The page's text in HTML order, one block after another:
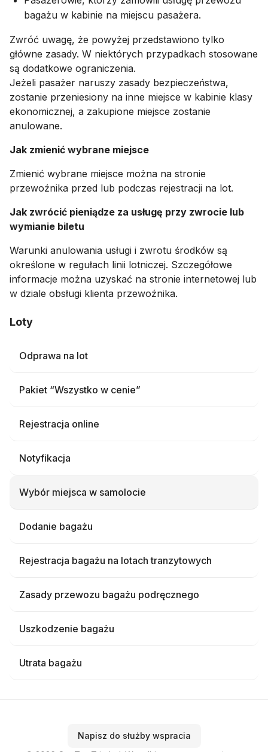
bagażu w kabinie na miejscu pasażera.
Zwróć uwagę, że powyżej przedstawiono tylko
główne zasady. W niektórych przypadkach stosowane
są dodatkowe ograniczenia.
Jeżeli pasażer naruszy zasady bezpieczeństwa,
zostanie przeniesiony na inne miejsce w kabinie klasy
ekonomicznej, a zakupione miejsce zostanie
anulowane.
Jak zmienić wybrane miejsce
Zmienić wybrane miejsce można na stronie
przewoźnika przed lub podczas rejestracji na lot.
Jak zwrócić pieniądze za usługę przy zwrocie lub
wymianie biletu
Warunki anulowania usługi i zwrotu środków są
określone w regułach linii lotniczej. Szczegółowe
informacje można uzyskać na stronie internetowej lub
w dziale obsługi klienta przewoźnika.
Loty
Odprawa na lot
Pakiet “Wszystko w cenie”
Rejestracja online
Notyfikacja
Wybór miejsca w samolocie
Dodanie bagażu
Rejestracja bagażu na lotach tranzytowych
Zasady przewozu bagażu podręcznego
Uszkodzenie bagażu
Utrata bagażu
Napisz do służby wspracia